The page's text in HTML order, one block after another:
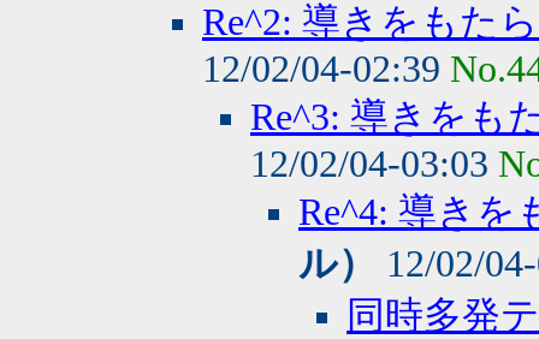
Re^2: 導きをもた
12/02/04-02:39
Re^3: 導きをも
12/02/04-03:03
Re^4: 導きを
ル）
12/02/
同時多発